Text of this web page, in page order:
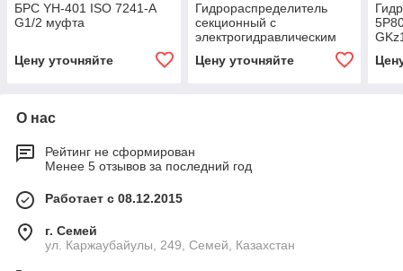
БРС YH-401 ISO 7241-A
G1/2 муфта
Цену уточняйте
Гидрораспределитель
секционный с
электрогидравлическим
N2/VRP 24V GKZ1
Цену уточняйте
О нас
Рейтинг не сформирован
Менее 5 отзывов за последний год
Работает с 08.12.2015
г. Семей
ул. Каржаубайулы, 249, Семей, Казахстан